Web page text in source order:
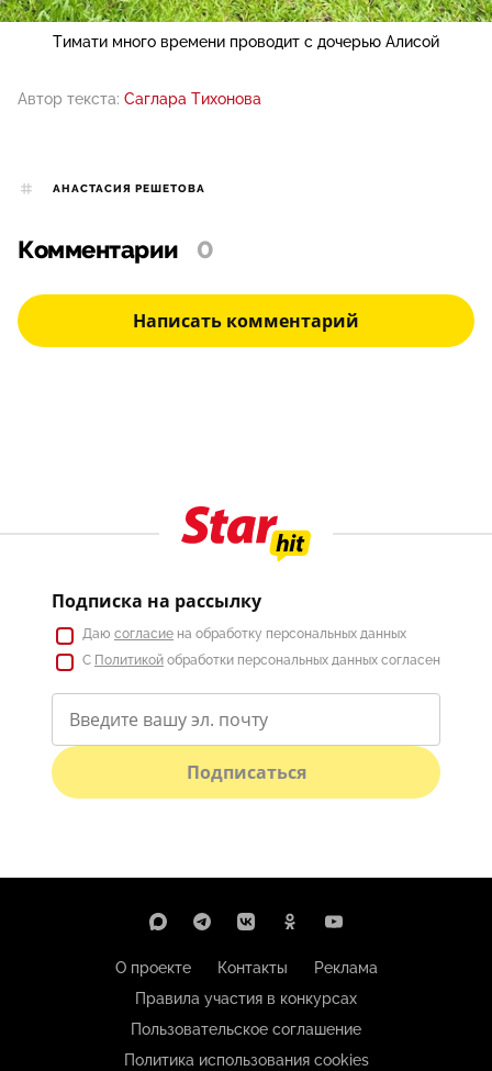
Тимати много времени проводит с дочерью Алисой
Автор текста: Саглара Тихонова
АНАСТАСИЯ РЕШЕТОВА
Комментарии 0
Написать комментарий
Подписка на рассылку
Даю согласие на обработку персональных данных
С Политикой обработки персональных данных согласен
Подписаться
О проекте Контакты
Реклама
Правила участия в конкурсах
Пользовательское соглашение
Политика использования cookies